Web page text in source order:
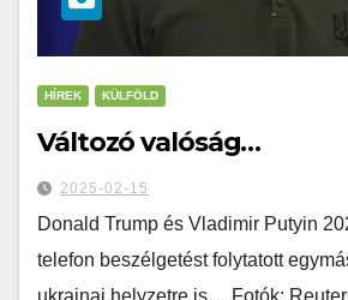
HÍREK KÜLFÖLD
Változó valóság…
2025-02-15
Donald Trump és Vladimir Putyin
telefon beszélgetést folytatott
ukrajnai helyzetre is… Fotók: